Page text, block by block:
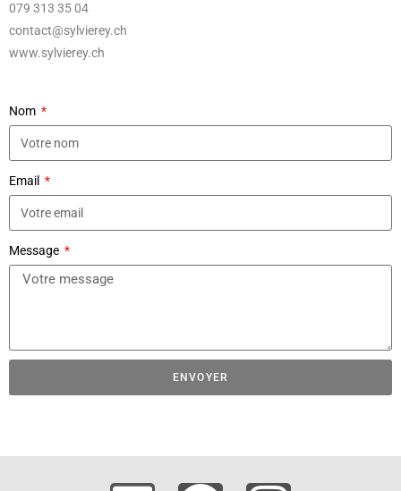
079 313 35 04
contact@sylvierey.ch
www.sylvierey.ch
Nom
Email
Message
ENVOYER